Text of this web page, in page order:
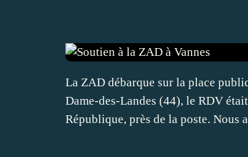
La ZAD débarque sur la place
Dame-des-Landes (44), le RDV
République, près de la poste. Nous